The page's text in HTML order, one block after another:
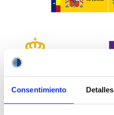
Consentimiento Detalles